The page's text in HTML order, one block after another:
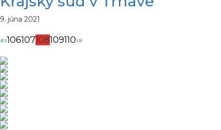
9. júna 2021
«‹106107108109110›»